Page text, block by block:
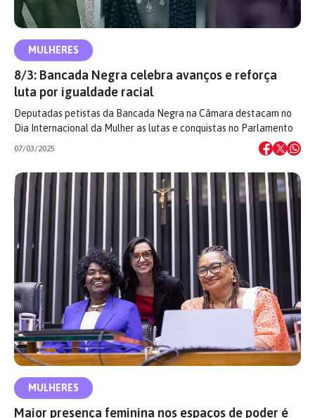
MULHERES
8/3: Bancada Negra celebra avanços e reforça
luta por igualdade racial
Deputadas petistas da Bancada Negra na Câmara destacam no
Dia Internacional da Mulher as lutas e conquistas no Parlamento
07/03/2025
MULHERES
Maior presença feminina nos espaços de poder é